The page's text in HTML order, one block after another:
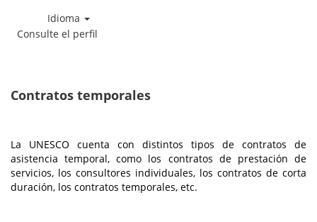
Idioma
Consulte el perfil
Contratos temporales
La UNESCO cuenta con distintos tipos de contratos de
asistencia temporal, como los contratos de prestación de
servicios, los consultores individuales, los contratos de corta
duración, los contratos temporales, etc.